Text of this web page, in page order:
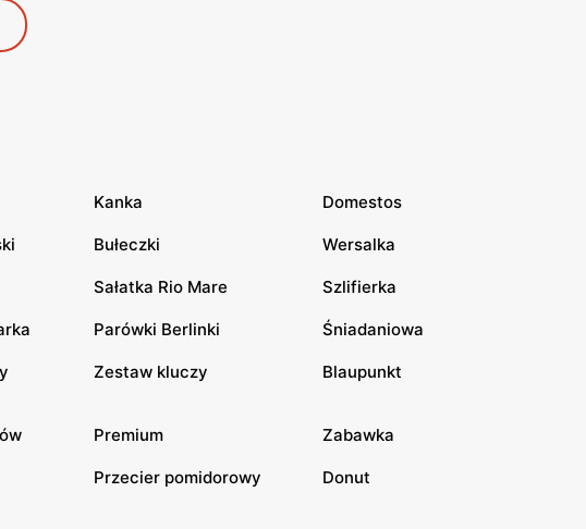
Kanka Domestos
Bułeczki Wersalka
Sałatka Rio Mare Szlifierka
Parówki Berlinki Śniadaniowa
Zestaw kluczy Blaupunkt
Premium Zabawka
Przecier pomidorowy Donut